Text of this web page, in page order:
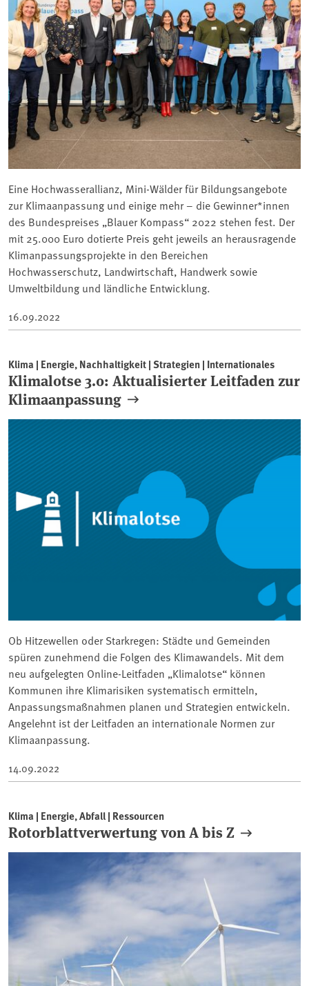
Eine Hochwasserallianz, Mini-Wälder für Bildungsangebote
zur Klimaanpassung und einige mehr – die Gewinner*innen
des Bundespreises „Blauer Kompass“ 2022 stehen fest. Der
mit 25.000 Euro dotierte Preis geht jeweils an herausragende
Klimanpassungsprojekte in den Bereichen
Hochwasserschutz, Landwirtschaft, Handwerk sowie
Umweltbildung und ländliche Entwicklung.
16.09.2022
Klima | Energie, Nachhaltigkeit | Strategien | Internationales
Klimalotse 3.0: Aktualisierter Leitfaden zur
Klimaanpassung
Ob Hitzewellen oder Starkregen: Städte und Gemeinden
spüren zunehmend die Folgen des Klimawandels. Mit dem
neu aufgelegten Online-Leitfaden „Klimalotse“ können
Kommunen ihre Klimarisiken systematisch ermitteln,
Anpassungsmaßnahmen planen und Strategien entwickeln.
Angelehnt ist der Leitfaden an internationale Normen zur
Klimaanpassung.
14.09.2022
Klima | Energie, Abfall | Ressourcen
Rotorblattverwertung von A bis Z